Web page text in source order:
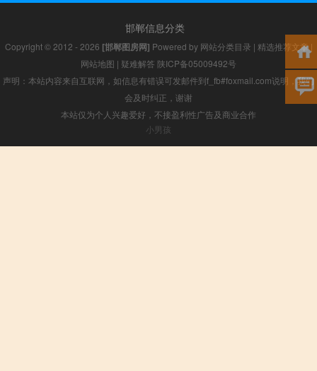
邯郸信息分类
Copyright © 2012 - 2026 [邯郸图房网] Powered by 网站分类目录 | 精选推荐文章|
网站地图 | 疑难解答 陕ICP备05009492号
声明：本站内容来自互联网，如信息有错误可发邮件到f_fb#foxmail.com说明，我们
会及时纠正，谢谢
本站仅为个人兴趣爱好，不接盈利性广告及商业合作
小男孩